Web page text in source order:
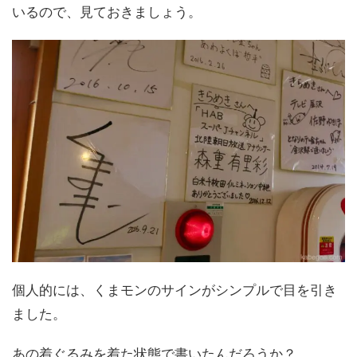
いるので、見ておきましょう。
個人的には、くまモンのサインがシンプルで目を引き
ました。
あの着ぐるみを着た状態で書いたんだろうか？